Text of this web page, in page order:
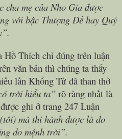
mẹ của Nho Gia được
với bậc Thượng Đế hay Quỷ
Thích chỉ đúng trên luận
văn bản thì chúng ta thấy
lần Khổng Tử đã than thở
trời hiểu ta” rõ ràng nhất là
ghi ở trang 247 Luận
mà thi hành được là do
do mệnh trời”.